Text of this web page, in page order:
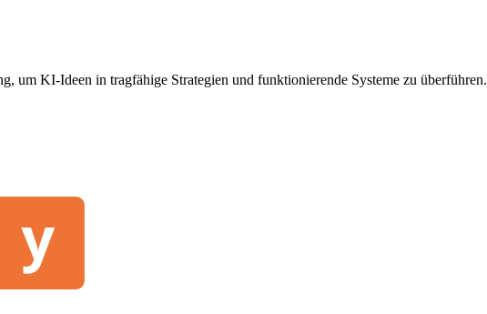
um KI-Ideen in tragfähige Strategien und funktionierende Systeme zu überführen.